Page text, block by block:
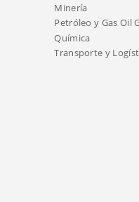
Minería
Petróleo y Gas Oil
Química
Transporte y